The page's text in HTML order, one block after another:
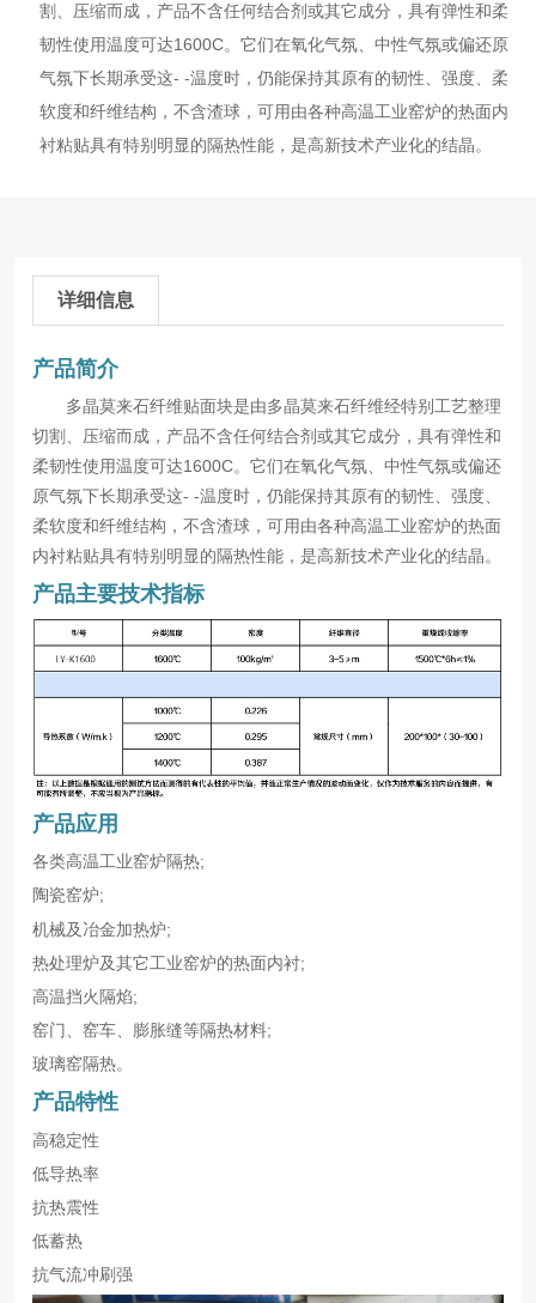
割、压缩而成，产品不含任何结合剂或其它成分，具有弹性和柔
韧性使用温度可达1600C。它们在氧化气氛、中性气氛或偏还原
气氛下长期承受这- -温度时，仍能保持其原有的韧性、强度、柔
软度和纤维结构，不含渣球，可用由各种高温工业窑炉的热面内
衬粘贴具有特别明显的隔热性能，是高新技术产业化的结晶。
详细信息
产品简介
多晶莫来石纤维贴面块是由多晶莫来石纤维经特别工艺整理
切割、压缩而成，产品不含任何结合剂或其它成分，具有弹性和
柔韧性使用温度可达1600C。它们在氧化气氛、中性气氛或偏还
原气氛下长期承受这- -温度时，仍能保持其原有的韧性、强度、
柔软度和纤维结构，不含渣球，可用由各种高温工业窑炉的热面
内衬粘贴具有特别明显的隔热性能，是高新技术产业化的结晶。
产品主要技术指标
产品应用
各类高温工业窑炉隔热;
陶瓷窑炉;
机械及冶金加热炉;
热处理炉及其它工业窑炉的热面内衬;
高温挡火隔焰;
窑门、窑车、膨胀缝等隔热材料;
玻璃窑隔热。
产品特性
高稳定性
低导热率
抗热震性
低蓄热
抗气流冲刷强